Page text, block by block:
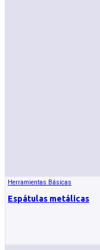
Herramientas Básicas
Espátulas metálicas